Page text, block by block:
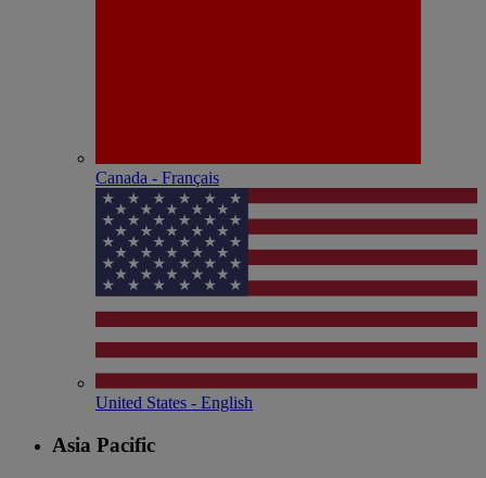
Canada - Français
United States - English
Asia Pacific